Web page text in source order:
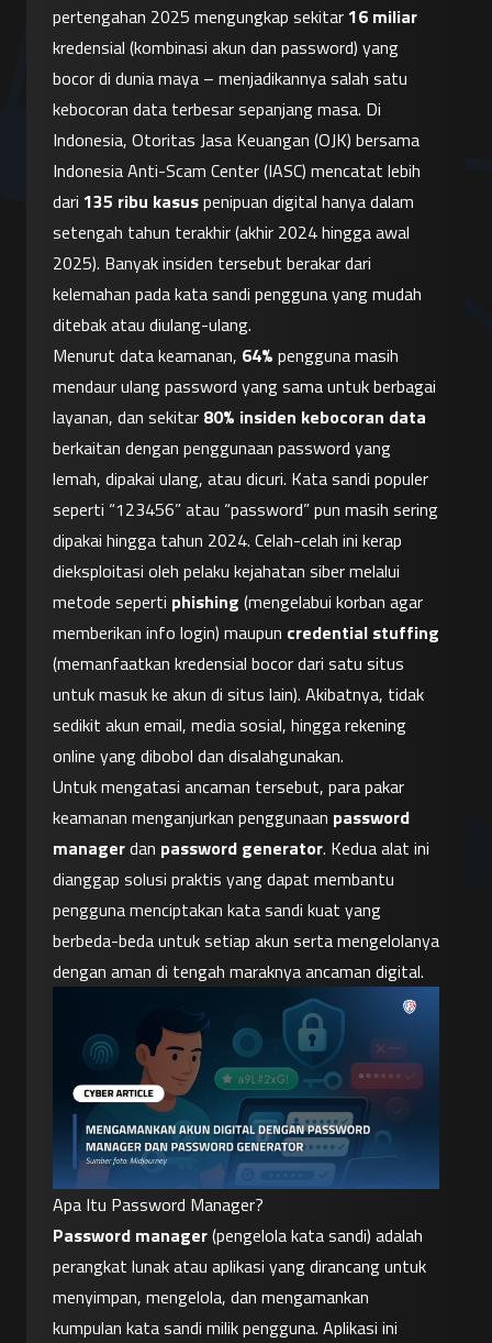
pertengahan 2025 mengungkap sekitar 16 miliar
kredensial (kombinasi akun dan password) yang
bocor di dunia maya – menjadikannya salah satu
kebocoran data terbesar sepanjang masa. Di
Indonesia, Otoritas Jasa Keuangan (OJK) bersama
Indonesia Anti-Scam Center (IASC) mencatat lebih
dari 135 ribu kasus penipuan digital hanya dalam
setengah tahun terakhir (akhir 2024 hingga awal
2025). Banyak insiden tersebut berakar dari
kelemahan pada kata sandi pengguna yang mudah
ditebak atau diulang-ulang.
Menurut data keamanan, 64% pengguna masih
mendaur ulang password yang sama untuk berbagai
layanan, dan sekitar 80% insiden kebocoran data
berkaitan dengan penggunaan password yang
lemah, dipakai ulang, atau dicuri. Kata sandi populer
seperti “123456” atau “password” pun masih sering
dipakai hingga tahun 2024. Celah-celah ini kerap
dieksploitasi oleh pelaku kejahatan siber melalui
metode seperti phishing (mengelabui korban agar
memberikan info login) maupun credential stuffing
(memanfaatkan kredensial bocor dari satu situs
untuk masuk ke akun di situs lain). Akibatnya, tidak
sedikit akun email, media sosial, hingga rekening
online yang dibobol dan disalahgunakan.
Untuk mengatasi ancaman tersebut, para pakar
keamanan menganjurkan penggunaan password
manager dan password generator. Kedua alat ini
dianggap solusi praktis yang dapat membantu
pengguna menciptakan kata sandi kuat yang
berbeda-beda untuk setiap akun serta mengelolanya
dengan aman di tengah maraknya ancaman digital.
Apa Itu Password Manager?
Password manager (pengelola kata sandi) adalah
perangkat lunak atau aplikasi yang dirancang untuk
menyimpan, mengelola, dan mengamankan
kumpulan kata sandi milik pengguna. Aplikasi ini